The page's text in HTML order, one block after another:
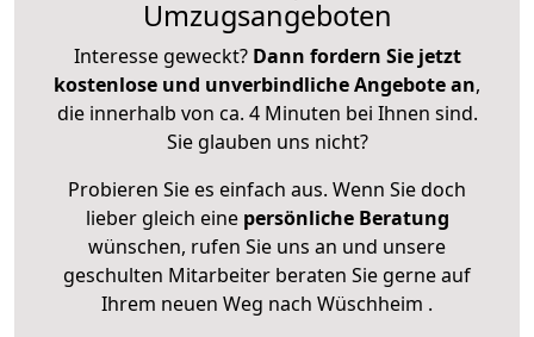
Umzugsangeboten
Interesse geweckt? Dann fordern Sie jetzt
kostenlose und unverbindliche Angebote an,
die innerhalb von ca. 4 Minuten bei Ihnen sind.
Sie glauben uns nicht?
Probieren Sie es einfach aus. Wenn Sie doch
lieber gleich eine persönliche Beratung
wünschen, rufen Sie uns an und unsere
geschulten Mitarbeiter beraten Sie gerne auf
Ihrem neuen Weg nach Wüschheim .